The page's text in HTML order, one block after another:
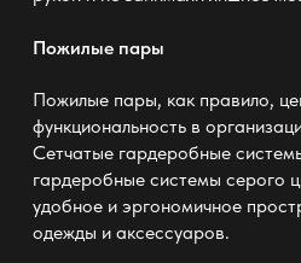
Пожилые пары
Пожилые пары, как правило,
функциональность в
Сетчатые гардеробные
гардеробные системы серого
удобное и эргономичное
одежды и аксессуаров.